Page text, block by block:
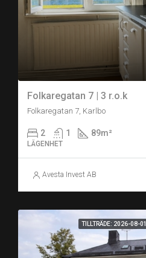
Folkaregatan 7 | 3 r.o.k
Folkaregatan 7, Karlbo
2 1 89m²
LÄGENHET
Avesta Invest AB
TILLTRÄDE: 2026-08-01